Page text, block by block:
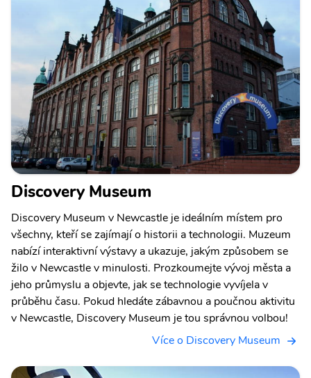
Discovery Museum
Discovery Museum v Newcastle je ideálním místem pro
všechny, kteří se zajímají o historii a technologii. Muzeum
nabízí interaktivní výstavy a ukazuje, jakým způsobem se
žilo v Newcastle v minulosti. Prozkoumejte vývoj města a
jeho průmyslu a objevte, jak se technologie vyvíjela v
průběhu času. Pokud hledáte zábavnou a poučnou aktivitu
v Newcastle, Discovery Museum je tou správnou volbou!
Více o Discovery Museum